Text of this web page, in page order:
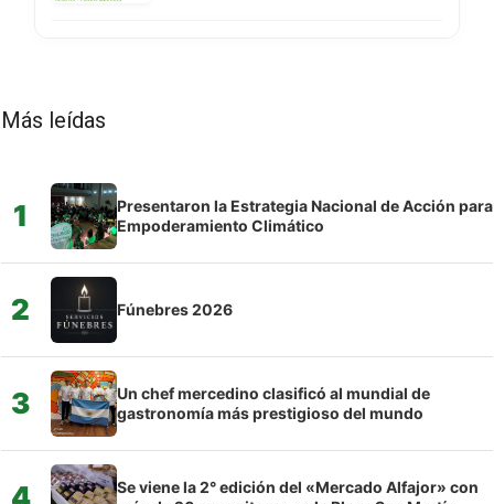
Más leídas
1
Presentaron la Estrategia Nacional de Acción para
Empoderamiento Climático
2 Fúnebres 2026
3
Un chef mercedino clasificó al mundial de
gastronomía más prestigioso del mundo
4
Se viene la 2° edición del «Mercado Alfajor» con